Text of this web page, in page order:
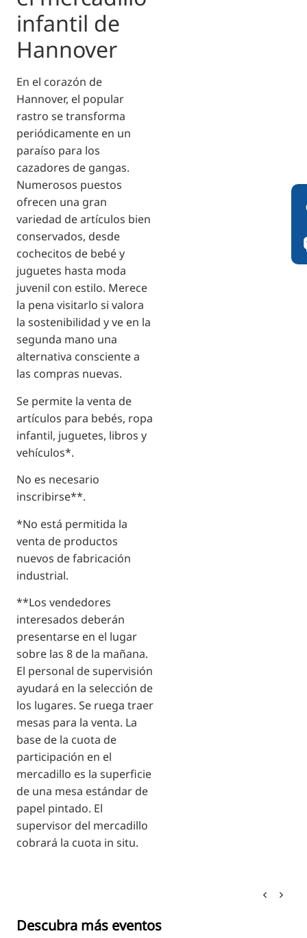
infantil de
Hannover
En el corazón de
Hannover, el popular
rastro se transforma
periódicamente en un
paraíso para los
cazadores de gangas.
Numerosos puestos
ofrecen una gran
variedad de artículos bien
conservados, desde
cochecitos de bebé y
juguetes hasta moda
juvenil con estilo. Merece
la pena visitarlo si valora
la sostenibilidad y ve en la
segunda mano una
alternativa consciente a
las compras nuevas.
Se permite la venta de
artículos para bebés, ropa
infantil, juguetes, libros y
vehículos*.
No es necesario
inscribirse**.
*No está permitida la
venta de productos
nuevos de fabricación
industrial.
**Los vendedores
interesados deberán
presentarse en el lugar
sobre las 8 de la mañana.
El personal de supervisión
ayudará en la selección de
los lugares. Se ruega traer
mesas para la venta. La
base de la cuota de
participación en el
mercadillo es la superficie
de una mesa estándar de
papel pintado. El
supervisor del mercadillo
cobrará la cuota in situ.
Descubra más eventos